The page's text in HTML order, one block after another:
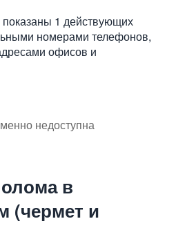
1 действующих
номерами телефонов,
офисов и
недоступна
в
(чермет и